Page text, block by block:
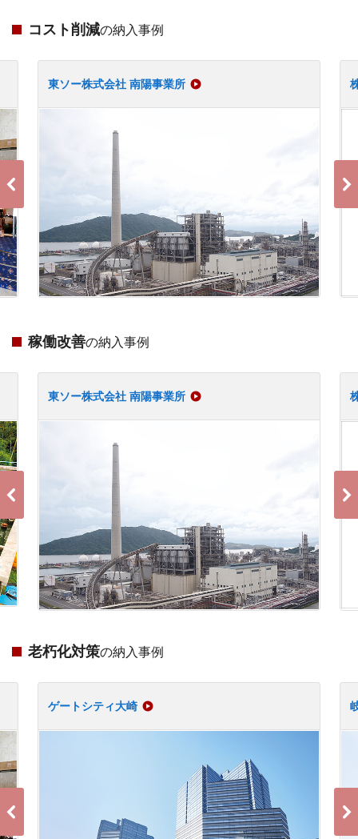
コスト削減の納入事例
東ソー株式会社 南陽事業所
稼働改善の納入事例
東ソー株式会社 南陽事業所
老朽化対策の納入事例
ゲートシティ大崎